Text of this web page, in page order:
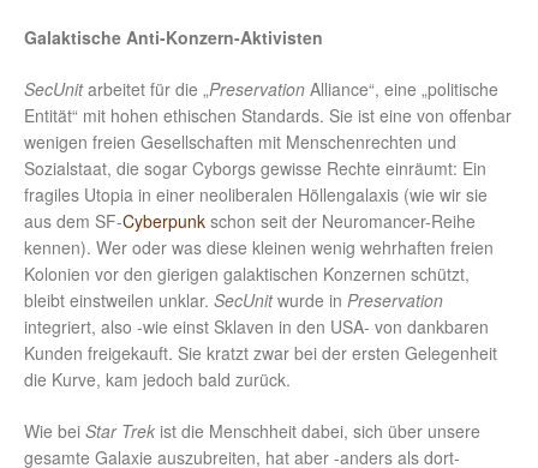
Galaktische Anti-Konzern-Aktivisten
SecUnitarbeitet für die „Preservation Alliance“, eine „politische
Entität“ mit hohen ethischen Standards. Sie ist eine von offenbar
wenigen freien Gesellschaften mit Menschenrechten und
Sozialstaat, die sogar Cyborgs gewisse Rechte einräumt: Ein
fragiles Utopia in einer neoliberalen Höllengalaxis (wie wir sie
aus dem SF-Cyberpunk schon seit der Neuromancer-Reihe
kennen). Wer oder was diese kleinen wenig wehrhaften freien
Kolonien vor den gierigen galaktischen Konzernen schützt,
bleibt einstweilen unklar. SecUnitwurde in Preservation
integriert, also -wie einst Sklaven in den USA- von dankbaren
Kunden freigekauft. Sie kratzt zwar bei der ersten Gelegenheit
die Kurve, kam jedoch bald zurück.
Wie bei Star Trek ist die Menschheit dabei, sich über unsere
gesamte Galaxie auszubreiten, hat aber -anders als dort-